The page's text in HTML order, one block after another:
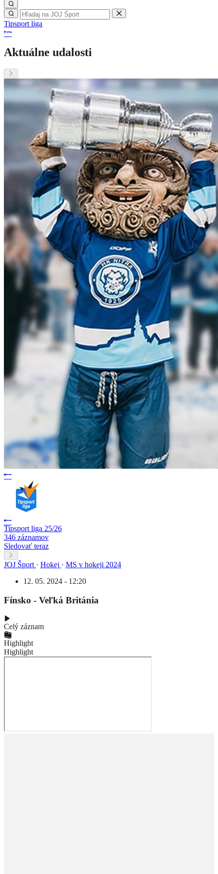
Tipsport liga
Aktuálne udalosti
Tipsport liga 25/26
346 záznamov
Sledovať teraz
JOJ Šport · Hokej · MS v hokeji 2024
12. 05. 2024 - 12:20
Fínsko - Veľká Británia
Celý záznam
Highlight
Highlight